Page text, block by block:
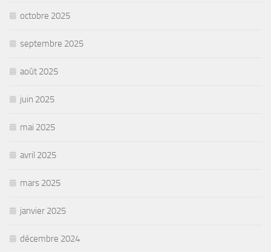
octobre 2025
septembre 2025
août 2025
juin 2025
mai 2025
avril 2025
mars 2025
janvier 2025
décembre 2024